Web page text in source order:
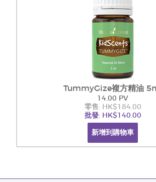
TummyGize複方精油
14.00 PV
零售: HK$184.00
批發: HK$140.00
新增到購物車